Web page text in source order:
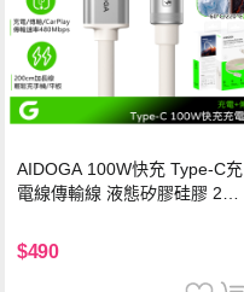
AIDOGA 100W快充 Type-C充
電線傳輸線 液態矽膠硅膠 2M
$490